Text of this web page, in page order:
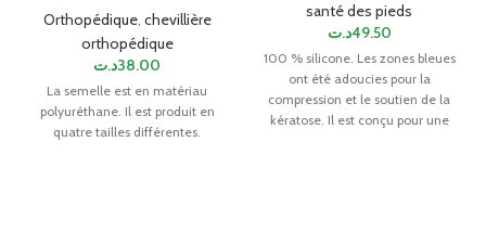
Orthopédique, chevillière
orthopédique
38.00د.ت
La semelle est en matériau
polyuréthane. Il est produit en
quatre tailles différentes.
santé des pieds
49.50د.ت
100 % silicone. Les zones bleues
ont été adoucies pour la
compression et le soutien de la
kératose. Il est conçu pour une